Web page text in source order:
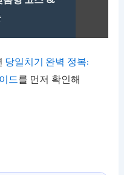
당일치기 완벽 정복:
드를 먼저 확인해